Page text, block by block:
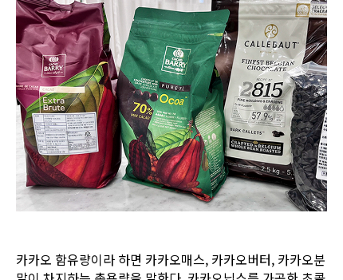
카카오 함유량이라 하면 카카오매스, 카카오버터, 카카오분